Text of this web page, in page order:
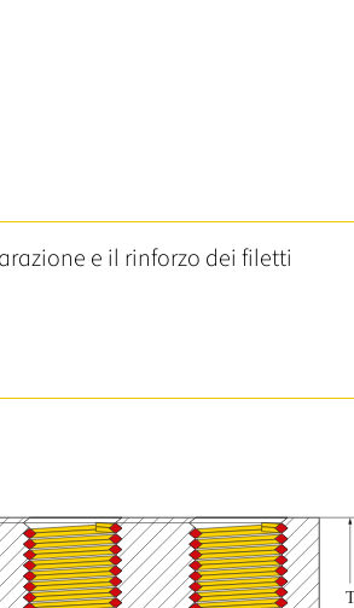
e il rinforzo dei filetti